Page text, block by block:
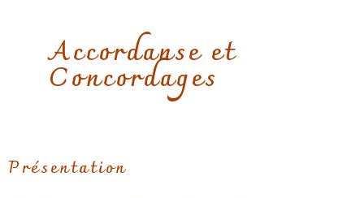
Accordanse et
Concordages
Présentation